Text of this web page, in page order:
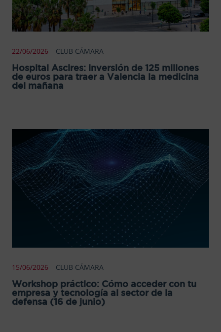
22/06/2026 CLUB CÁMARA
Hospital Ascires: inversión de 125 millones
de euros para traer a Valencia la medicina
del mañana
15/06/2026 CLUB CÁMARA
Workshop práctico: Cómo acceder con tu
empresa y tecnología al sector de la
defensa (16 de junio)